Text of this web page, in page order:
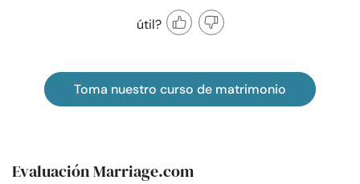
útil?
Toma nuestro curso de matrimonio
Evaluación Marriage.com